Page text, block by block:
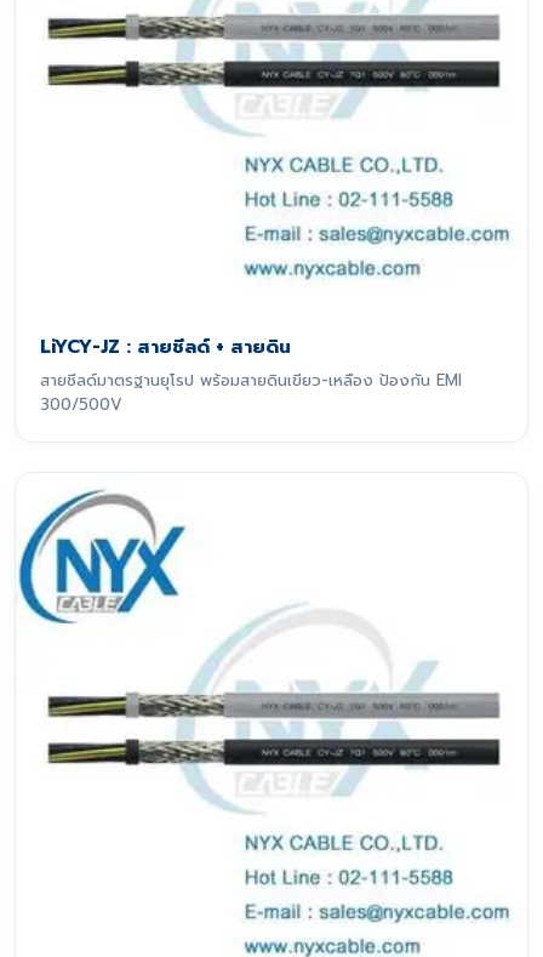
LiYCY-JZ : สายชีลด์ + สายดิน
สายชีลด์มาตรฐานยุโรป พร้อมสายดินเขียว-เหลือง ป้องกัน EMI
300/500V